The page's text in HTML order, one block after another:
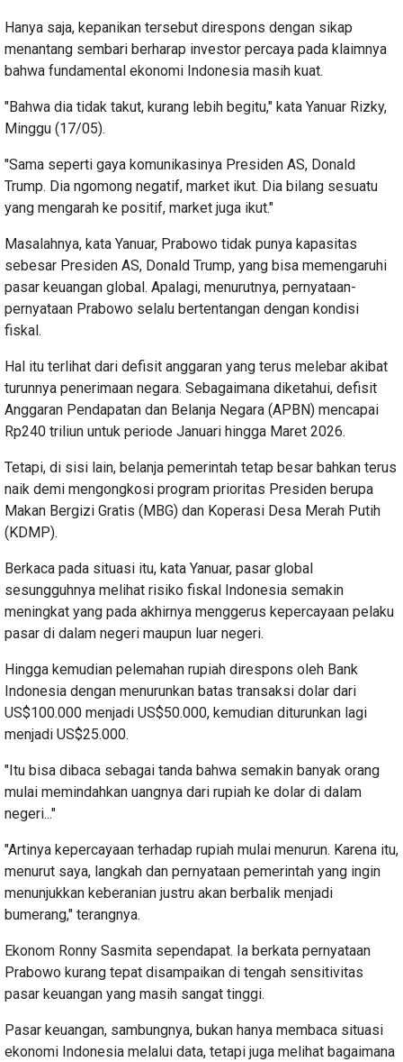
Hanya saja, kepanikan tersebut direspons dengan sikap
menantang sembari berharap investor percaya pada klaimnya
bahwa fundamental ekonomi Indonesia masih kuat.
"Bahwa dia tidak takut, kurang lebih begitu," kata Yanuar Rizky,
Minggu (17/05).
"Sama seperti gaya komunikasinya Presiden AS, Donald
Trump. Dia ngomong negatif, market ikut. Dia bilang sesuatu
yang mengarah ke positif, market juga ikut."
Masalahnya, kata Yanuar, Prabowo tidak punya kapasitas
sebesar Presiden AS, Donald Trump, yang bisa memengaruhi
pasar keuangan global. Apalagi, menurutnya, pernyataan-
pernyataan Prabowo selalu bertentangan dengan kondisi
fiskal.
Hal itu terlihat dari defisit anggaran yang terus melebar akibat
turunnya penerimaan negara. Sebagaimana diketahui, defisit
Anggaran Pendapatan dan Belanja Negara (APBN) mencapai
Rp240 triliun untuk periode Januari hingga Maret 2026.
Tetapi, di sisi lain, belanja pemerintah tetap besar bahkan terus
naik demi mengongkosi program prioritas Presiden berupa
Makan Bergizi Gratis (MBG) dan Koperasi Desa Merah Putih
(KDMP).
Berkaca pada situasi itu, kata Yanuar, pasar global
sesungguhnya melihat risiko fiskal Indonesia semakin
meningkat yang pada akhirnya menggerus kepercayaan pelaku
pasar di dalam negeri maupun luar negeri.
Hingga kemudian pelemahan rupiah direspons oleh Bank
Indonesia dengan menurunkan batas transaksi dolar dari
US$100.000 menjadi US$50.000, kemudian diturunkan lagi
menjadi US$25.000.
"Itu bisa dibaca sebagai tanda bahwa semakin banyak orang
mulai memindahkan uangnya dari rupiah ke dolar di dalam
negeri..."
"Artinya kepercayaan terhadap rupiah mulai menurun. Karena itu,
menurut saya, langkah dan pernyataan pemerintah yang ingin
menunjukkan keberanian justru akan berbalik menjadi
bumerang," terangnya.
Ekonom Ronny Sasmita sependapat. Ia berkata pernyataan
Prabowo kurang tepat disampaikan di tengah sensitivitas
pasar keuangan yang masih sangat tinggi.
Pasar keuangan, sambungnya, bukan hanya membaca situasi
ekonomi Indonesia melalui data, tetapi juga melihat bagaimana